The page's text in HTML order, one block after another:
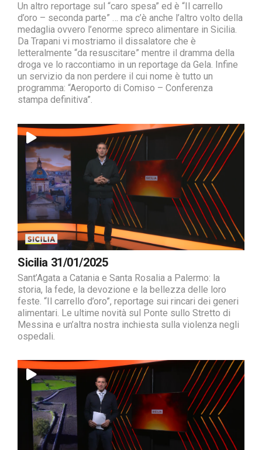
Un altro reportage sul “caro spesa” ed è “Il carrello
d’oro – seconda parte” … ma c’è anche l’altro volto della
medaglia ovvero l’enorme spreco alimentare in Sicilia.
Da Trapani vi mostriamo il dissalatore che è
letteralmente “da resuscitare” mentre il dramma della
droga ve lo raccontiamo in un reportage da Gela. Infine
un servizio da non perdere il cui nome è tutto un
programma: “Aeroporto di Comiso – Conferenza
stampa definitiva”.
Sicilia 31/01/2025
Sant’Agata a Catania e Santa Rosalia a Palermo: la
storia, la fede, la devozione e la bellezza delle loro
feste. “Il carrello d’oro”, reportage sui rincari dei generi
alimentari. Le ultime novità sul Ponte sullo Stretto di
Messina e un’altra nostra inchiesta sulla violenza negli
ospedali.